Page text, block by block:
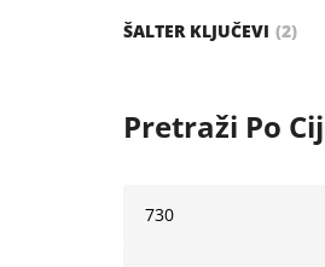
ŠALTER KLJUČEVI 2
Pretraži Po